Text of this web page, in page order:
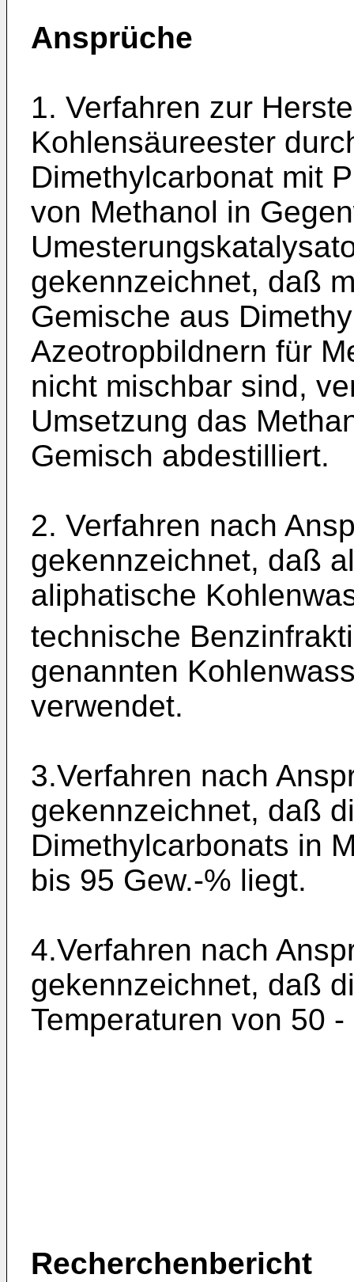
Ansprüche
1. Verfahren zur
Kohlensäureester
Dimethylcarbonat mit
von Methanol in
gekennzeichnet, daß
Gemische aus
Azeotropbildnern für
nicht mischbar sind,
Umsetzung das
Gemisch abdestilliert.
2. Verfahren nach
gekennzeichnet, daß
aliphatische
technische
genannten
verwendet.
3.Verfahren nach
gekennzeichnet, daß
Dimethylcarbonats in
bis 95 Gew.-% liegt.
4.Verfahren nach
gekennzeichnet, daß
Temperaturen von 50
Recherchenbericht